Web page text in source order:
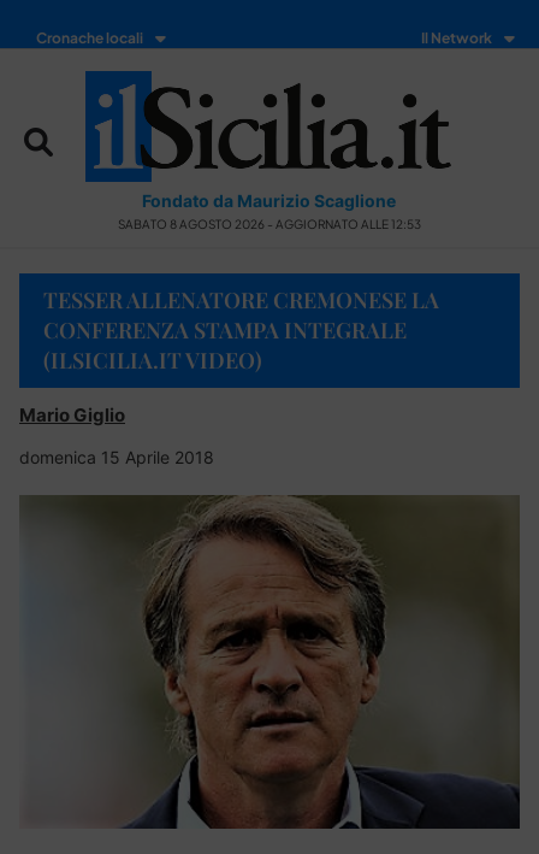
Cronache locali Il Network
Fondato da Maurizio Scaglione
SABATO 8 AGOSTO 2026 - AGGIORNATO ALLE 12:53
TESSER ALLENATORE CREMONESE LA
CONFERENZA STAMPA INTEGRALE
(ILSICILIA.IT VIDEO)
Mario Giglio
domenica 15 Aprile 2018